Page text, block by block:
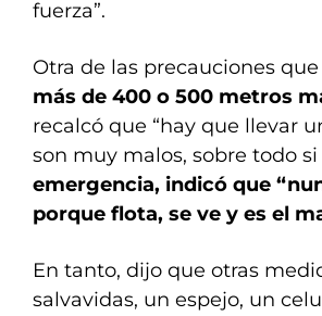
fuerza”.
Otra de las precauciones
más de 400 o 500 metros
recalcó que “hay que llevar
son muy malos, sobre todo si
emergencia, indicó que
porque flota, se ve y es el
En tanto, dijo que otras
salvavidas, un espejo, un